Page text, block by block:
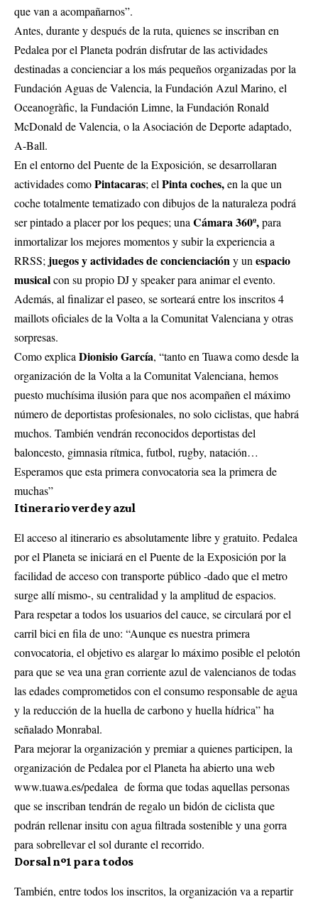
que van a acompañarnos”.
Antes, durante y después de la ruta, quienes se inscriban en
Pedalea por el Planeta podrán disfrutar de las actividades
destinadas a concienciar a los más pequeños organizadas por la
Fundación Aguas de Valencia, la Fundación Azul Marino, el
Oceanogràfic, la Fundación Limne, la Fundación Ronald
McDonald de Valencia, o la Asociación de Deporte adaptado,
A-Ball.
En el entorno del Puente de la Exposición, se desarrollaran
actividades comoPintacaras; el Pinta coches,en la que un
coche totalmente tematizado con dibujos de la naturaleza podrá
ser pintado a placer por los peques; una Cámara 360º,para
inmortalizar los mejores momentos y subir la experiencia a
RRSS; juegos y actividades de concienciación y un espacio
musicalcon su propio DJ y speaker para animar el evento.
Además, al finalizar el paseo, se sorteará entre los inscritos 4
maillots oficiales de la Volta a la Comunitat Valenciana y otras
sorpresas.
Como explica Dionisio García, “tanto en Tuawa como desde la
organización de la Volta a la Comunitat Valenciana, hemos
puesto muchísima ilusión para que nos acompañen el máximo
número de deportistas profesionales, no solo ciclistas, que habrá
muchos. También vendrán reconocidos deportistas del
baloncesto, gimnasia rítmica, futbol, rugby, natación…
Esperamos que esta primera convocatoria sea la primera de
muchas”
Itinerario verde y azul
El acceso al itinerario es absolutamente libre y gratuito. Pedalea
por el Planeta se iniciará en el Puente de la Exposición por la
facilidad de acceso con transporte público -dado que el metro
surge allí mismo-, su centralidad y la amplitud de espacios.
Para respetar a todos los usuarios del cauce, se circulará por el
carril bici en fila de uno: “Aunque es nuestra primera
convocatoria, el objetivo es alargar lo máximo posible el pelotón
para que se vea una gran corriente azul de valencianos de todas
las edades comprometidos con el consumo responsable de agua
y la reducción de la huella de carbono y huella hídrica” ha
señalado Monrabal.
Para mejorar la organización y premiar a quienes participen, la
organización de Pedalea por el Planeta ha abierto una web
www.tuawa.es/pedalea de forma que todas aquellas personas
que se inscriban tendrán de regalo un bidón de ciclista que
podrán rellenar insitu con agua filtrada sostenible y una gorra
para sobrellevar el sol durante el recorrido.
Dorsal nº1 para todos
También, entre todos los inscritos, la organización va a repartir